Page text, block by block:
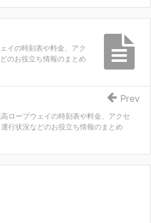
イの時刻表や料金、アク
のお役立ち情報のまとめ
ロープウェイの時刻表や料金、アクセ
運行状況などのお役立ち情報のまとめ
Prev